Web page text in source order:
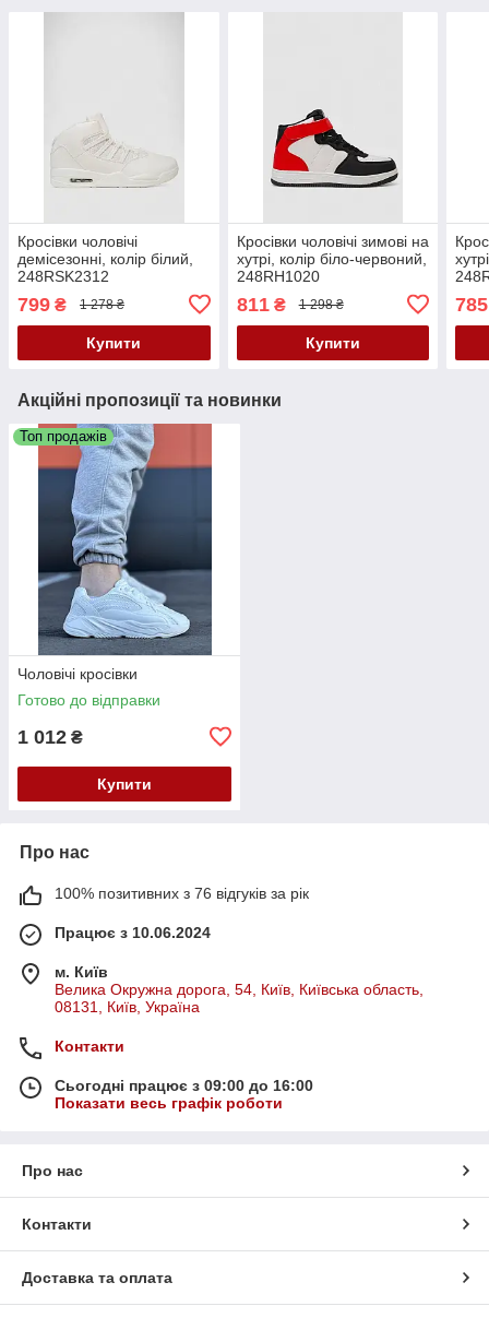
Кросівки чоловічі
демісезонні, колір білий,
248RSK2312
799 ₴ 1 278 ₴
Купити
Кросівки чоловічі зимові на
хутрі, колір біло-червоний,
248RH1020
811₴ 1 298 ₴
Купити
785
Акційні пропозиції та новинки
Топ продажів
Чоловічі кросівки
Готово до відправки
1 012 ₴
Купити
Про нас
100% позитивних з 76 відгуків за рік
Працює з 10.06.2024
м. Київ
Велика Окружна дорога, 54, Київ, Київська область,
08131, Київ, Україна
Контакти
Сьогодні працює з 09:00 до 16:00
Показати весь графік роботи
Про нас
Контакти
Доставка та оплата